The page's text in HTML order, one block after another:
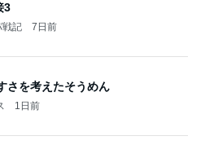
3
記 7日前
さを考えたそうめん
1日前